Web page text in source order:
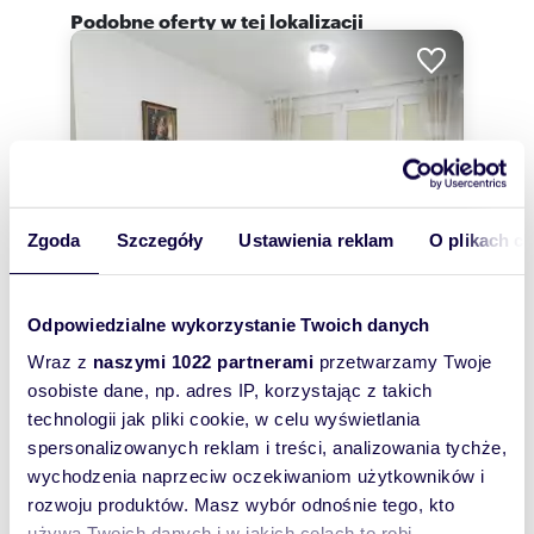
Zgoda Szczegóły Ustawienia reklam O plikach
Odpowiedzialne wykorzystanie Twoich danych
Wraz z naszymi 1022 partnerami przetwarzamy Twoje
osobiste dane, np. adres IP, korzystając z takich
technologii jak pliki cookie, w celu wyświetlania
spersonalizowanych reklam i treści, analizowania tychże,
wychodzenia naprzeciw oczekiwaniom użytkowników i
rozwoju produktów. Masz wybór odnośnie tego, kto
Podobne oferty w tej lokalizacji
60m 2 3 50zł/m2
Komfortowe 3-pokojowe mieszkanie z
balkonem, blisko zieleni polecam
3 000 zł/mc + czynsz: 979 zł
mieszkanie Szczecin, Drzetowo, Miedziana